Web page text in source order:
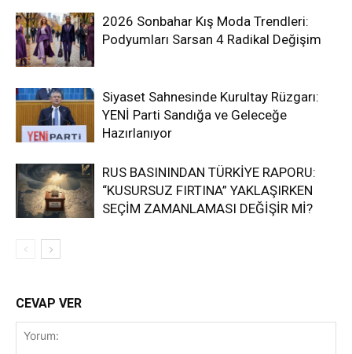
2026 Sonbahar Kış Moda Trendleri:
Podyumları Sarsan 4 Radikal Değişim
Siyaset Sahnesinde Kurultay Rüzgarı:
YENİ Parti Sandığa ve Geleceğe
Hazırlanıyor
RUS BASININDAN TÜRKİYE RAPORU:
“KUSURSUZ FIRTINA” YAKLAŞIRKEN
SEÇİM ZAMANLAMASI DEĞİŞİR Mİ?
CEVAP VER